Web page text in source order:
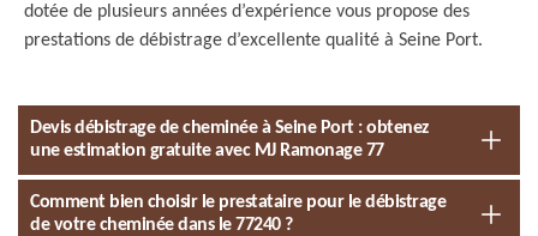
dotée de plusieurs années d’expérience vous propose des
prestations de débistrage d’excellente qualité à Seine Port.
Devis débistrage de cheminée à Seine Port : obtenez
une estimation gratuite avec MJ Ramonage 77
Comment bien choisir le prestataire pour le débistrage
de votre cheminée dans le 77240 ?